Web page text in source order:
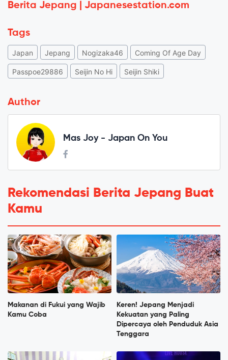
Berita Jepang | Japanesestation.com
Tags
Japan Jepang Nogizaka46 Coming Of Age Day
Passpoe29886 Seijin No Hi Seijin Shiki
Author
Mas Joy - Japan On You
Rekomendasi Berita Jepang Buat
Kamu
Makanan di Fukui yang Wajib
Kamu Coba
Keren! Jepang Menjadi
Kekuatan yang Paling
Dipercaya oleh Penduduk Asia
Tenggara